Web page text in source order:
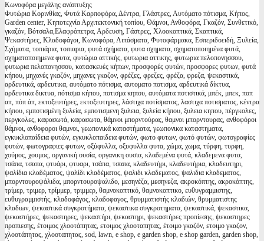
Κωνοφόρα μεγάλης ανάπτυξης
Φυτώρια Κορινθίας, Φυτά Καρποφόρα, Δέντρα, Γλάστρες, Αυτόματο πότισμα, Κήπος,
Garden center, Κηποτεχνία Αρχιτεκτονική τοπίου, Θάμνοι, Ανθοφόρα, Γκαζόν, Συνθετικό,
γκαζόν, Βότσαλα,Ελαφρόπετρα, Αρδευση, Γάστρες, Χλοοκοπτικά, Σκαπτικά,
Ψεκαστήρες, Κλαδοφάγοι, Κωνοφόρα, Λιπάσματα, Φυτοφάρμακα, Εσπεριδοειδή, Ξυλεία,
Σχήματα, τοπιάρια, τοπιαρια, φυτά σχήματα, φυτα σχηματα, σχηματοποιημένα φυτά,
σχηματοποιημενα φυτα, φυτώρια αττικής, φυτωρια αττικης, φυτωρια πελοπονησσου,
φυτωρια πελοπονησσου, κατασκευές κήπων, προσφορές φυτών, προσφορες φυτων, φυτά
κήπου, μηχανές γκαζόν, μηχανες γκαζον, φρέζες, φρεζες, φρέζα, φρεζα, ψεκαστικά,
αρδευτικά, αρδευτικα, αυτόματο πότισμα, αυτοματο ποτισμα, αρδευτικά δίκτυα,
αρδευτικα δικτυα, πότισμα κήπου, ποτισμα κηπου, αυτόματα ποτιστικά, μπέκ, μπεκ, ποπ
απ, πόπ άπ, εκτοξευτήρες, εκτοξευτηρες, λάστιχα ποτίσματος, λαστιχα ποτισματος, κέντρα
κήπου, εμποτισμένη ξυλεία, εμποτισμενη ξυλεια, ξυλεία κήπου, ξυλεια κηπου, πέργκολες,
περγκολες, καφασωτά, καφασωτα, θάμνοι μπορντούρας, θαμνοι μπορντουρας, ανθοφόροι
θάμνοι, ανθοφοροι θαμνοι, γεωπονικά καταστήματα, γεωπονικα καταστηματα,
εγκυκλοπαίδεια φυτών, εγκυκλοπαιδεια φυτών, φωτο φυτων, φωτό φυτών, φωτογραφίες
φυτών, φωτογραφιες φυτων, οξύφυλλα, οξυφυλλα φυτα, χώμα, χωμα, τύρφη, τυρφη,
χούμος, χουμος, οργανική ουσία, οργανικη ουσια, κλαδεμένα φυτά, κλαδεμενα φυτα,
τσάπα, τσαπα, φτυάρι, φτυαρι, τσάπα, τσαπα, κλαδευτήρι, κλαδευτήρια, κλαδευτηρι,
ψαλίδια κλαδέματος, ψαλίδι κλαδέματος, ψαλιδι κλαδεματος, ψαλιδια κλαδεματος,
μπορντουροψάλιδα, μπορντουροψαλιδο, μεσηνέζα, μεσηνεζα, ακροκόπτης, ακροκόπτης,
τρίμερ, τριμερ, τρίμμερ, τριμμερ, θαμνοκοπτικό, θαμνοκοπτικο, ευθυγραμμιστης,
ευθυγραμμιστής, κλαδοφάγος, κλαδοφαγος, θρυμματιστής κλαδιών, θρυμματιστης
κλαδιων, ψεκαστικά συγκροτήματα, ψεκαστικα συγκροτηματα, ψεκαστικά, ψεκαστικα,
ψεκαστήρες, ψεκαστηρες, ψεκαστήρι, ψεκαστηρι, ψεκαστήρες προπίεσης, ψεκαστηρες
προπιεσης, έτοιμος χλοοτάπητας, ετοιμος χλοοταπητας, έτοιμο γκαζόν, ετοιμο γκαζον,
χλοοτάπητας, χλοοταπητας, sod, lawn, e shop, e garden shop, e shop garden, garden shop,